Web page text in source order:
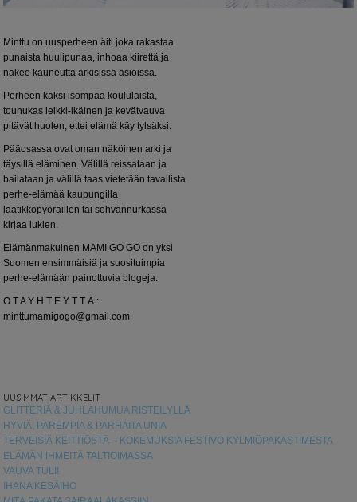
Minttu on uusperheen äiti joka rakastaa
punaista huulipunaa, inhoaa kiirettä ja
näkee kauneutta arkisissa asioissa.
Perheen kaksi isompaa koululaista,
touhukas leikki-ikäinen ja kevätvauva
pitävät huolen, ettei elämä käy tylsäksi.
Pääosassa ovat oman näköinen arki ja
täysillä eläminen. Välillä reissataan ja
bailataan ja välillä taas vietetään tavallista
perhe-elämää kaupungilla
laatikkopyöräillen tai sohvannurkassa
kirjaa lukien.
Elämänmakuinen MAMI GO GO on yksi
Suomen ensimmäisiä ja suosituimpia
perhe-elämään painottuvia blogeja.
O T A Y H T E Y T T Ä :
minttumamigogo@gmail.com
UUSIMMAT ARTIKKELIT
GLITTERIÄ & JUHLAHUMUA RISTEILYLLÄ
HYVIÄ, PAREMPIA & PARHAITA UNIA
TERVEISIÄ KEITTIÖSTÄ – KOKEMUKSIA FESTIVO KYLMIÖPAKASTIMESTA
ELÄMÄN IHMEITÄ TALTIOIMASSA
VAUVA TULI!
IHANA KESÄIHO